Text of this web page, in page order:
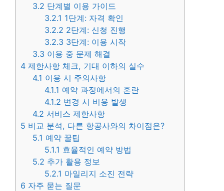
3.2 단계별 이용 가이드
3.2.1 1단계: 자격 확인
3.2.2 2단계: 신청 진행
3.2.3 3단계: 이용 시작
3.3 이용 중 문제 해결
4 제한사항 체크, 기대 이하의 실수
4.1 이용 시 주의사항
4.1.1 예약 과정에서의 혼란
4.1.2 변경 시 비용 발생
4.2 서비스 제한사항
5 비교 분석, 다른 항공사와의 차이점은?
5.1 예약 꿀팁
5.1.1 효율적인 예약 방법
5.2 추가 활용 정보
5.2.1 마일리지 소진 전략
6 자주 묻는 질문